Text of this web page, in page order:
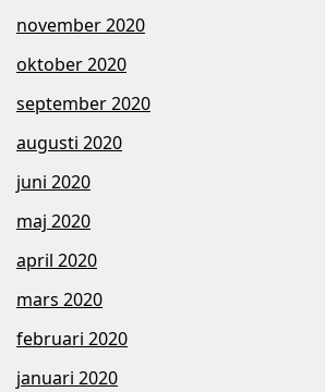
november 2020
oktober 2020
september 2020
augusti 2020
juni 2020
maj 2020
april 2020
mars 2020
februari 2020
januari 2020